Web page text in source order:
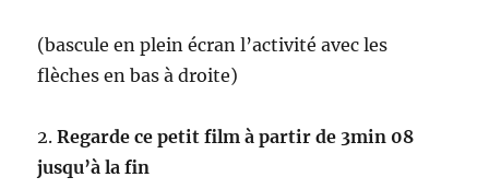
(bascule en plein écran l’activité avec les
flèches en bas à droite)
2.Regarde ce petit film à partir de 3min 08
jusqu’à la fin